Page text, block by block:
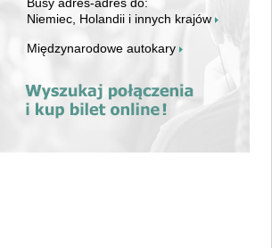
Busy adres-adres do:
Niemiec, Holandii i innych krajów
Międzynarodowe autokary